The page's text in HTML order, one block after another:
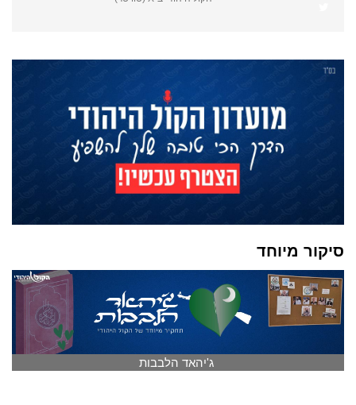
סיקור מיוחד
ג'יהאד הלבבות